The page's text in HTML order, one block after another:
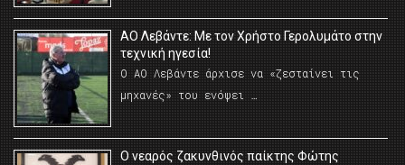
ΑΟ Λεβάντε: Με τον Χρήστο Γερολυμάτο στην
τεχνική ηγεσία!
Ο ΑΟ Λεβάντε άρχισε να «ζεσταίνει τις
μηχανές» του ενόψει …
O νεαρός ζακυνθινός παίκτης Φώτης